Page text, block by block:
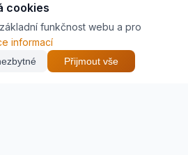
cookies
funkčnost webu a pro
informací
Přijmout vše